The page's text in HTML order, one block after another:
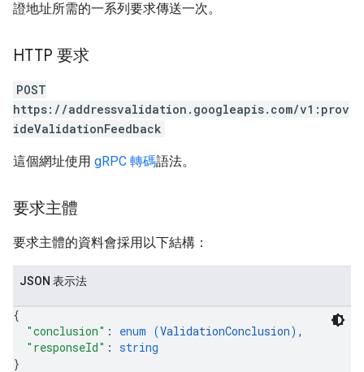
證地址所需的一系列要求傳送一次。
HTTP 要求
POST
https://addressvalidation.googleapis.com/v1:prov
ideValidationFeedback
這個網址使用 gRPC 轉碼語法。
要求主體
要求主體的資料會採用以下結構：
JSON 表示法
{
"conclusion" : enum (ValidationConclusion) ,
"responseId" : string
}